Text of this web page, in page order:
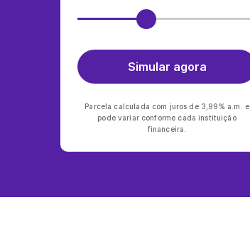
Simular agora
Parcela calculada com juros de 3,99% a.m. e
pode variar conforme cada instituição
financeira.